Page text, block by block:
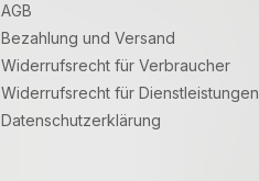
AGB
Bezahlung und Versand
Widerrufsrecht für Verbraucher
Widerrufsrecht für Dienstleistungen
Datenschutzerklärung